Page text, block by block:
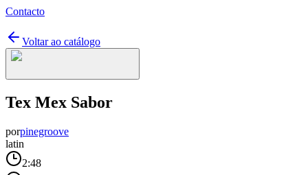
Contacto
Voltar ao catálogo
Tex Mex Sabor
porpinegroove
latin
2:48